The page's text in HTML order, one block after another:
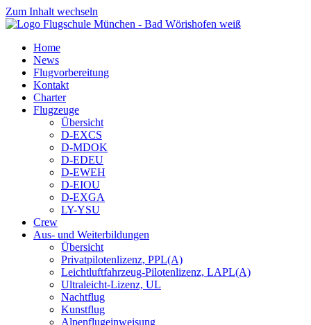
Zum Inhalt wechseln
Home
News
Flugvorbereitung
Kontakt
Charter
Flugzeuge
Übersicht
D-EXCS
D-MDOK
D-EDEU
D-EWEH
D-EIOU
D-EXGA
LY-YSU
Crew
Aus- und Weiterbildungen
Übersicht
Privatpilotenlizenz, PPL(A)
Leichtluftfahrzeug-Pilotenlizenz, LAPL(A)
Ultraleicht-Lizenz, UL
Nachtflug
Kunstflug
Alpenflugeinweisung